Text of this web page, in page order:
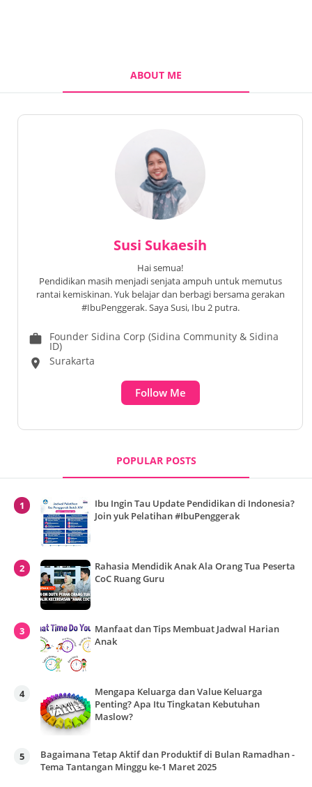
ABOUT ME
Susi Sukaesih
Hai semua!
Pendidikan masih menjadi senjata ampuh untuk memutus
rantai kemiskinan. Yuk belajar dan berbagi bersama gerakan
#IbuPenggerak. Saya Susi, Ibu 2 putra.
work Founder Sidina Corp (Sidina Community & Sidina
ID)
location_on Surakarta
Follow Me
POPULAR POSTS
Ibu Ingin Tau Update Pendidikan di Indonesia?
Join yuk Pelatihan #IbuPenggerak
Rahasia Mendidik Anak Ala Orang Tua Peserta
CoC Ruang Guru
Manfaat dan Tips Membuat Jadwal Harian
Anak
Mengapa Keluarga dan Value Keluarga
Penting? Apa Itu Tingkatan Kebutuhan
Maslow?
Bagaimana Tetap Aktif dan Produktif di Bulan Ramadhan -
Tema Tantangan Minggu ke-1 Maret 2025